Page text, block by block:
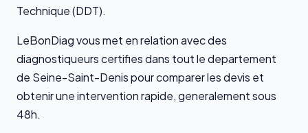
Technique (DDT).
LeBonDiag vous met en relation avec des
diagnostiqueurs certifies dans tout le departement
de Seine-Saint-Denis pour comparer les devis et
obtenir une intervention rapide, generalement sous
48h.